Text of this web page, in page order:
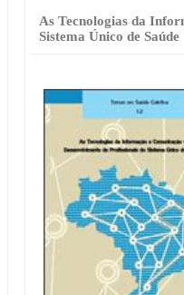
As Tecnologias da
Sistema Único de Saúde